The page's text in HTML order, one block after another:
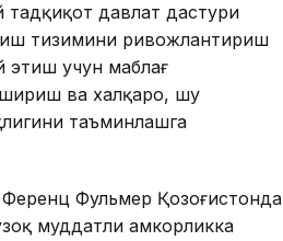
давлат дастури
тизимини ривожлантириш
этиш учун маблағ
ва халқаро, шу
таъминлашга
Фульмер Қозоғистонда
муддатли ҳамкорликка